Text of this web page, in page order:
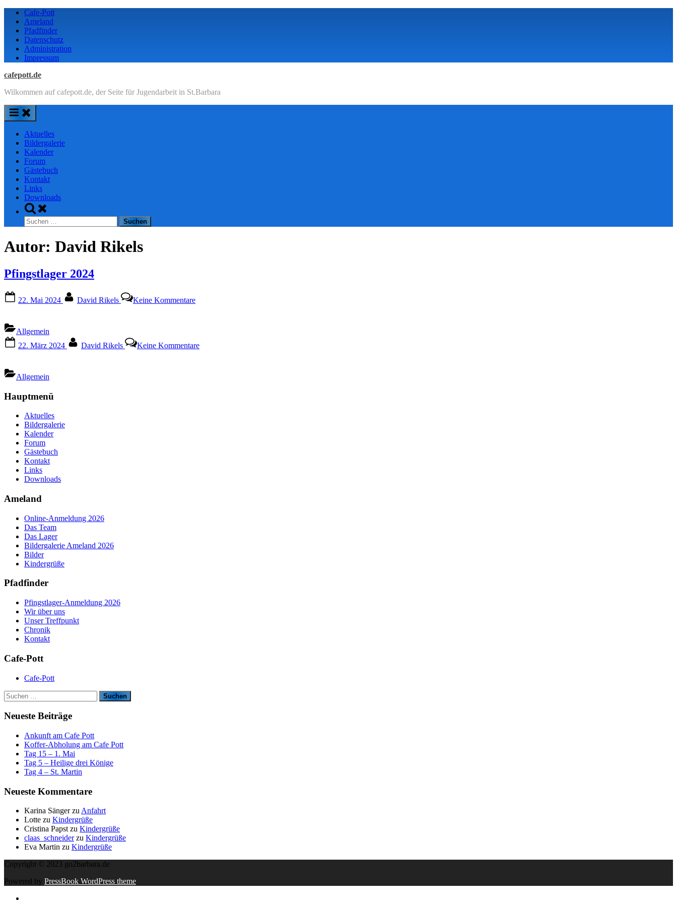
Skip
content
Cafe-Pott
Ameland
Pfadfinder
Datenschutz
Administration
Impressum
cafepott.de
Wilkommen auf cafepott.de, der Seite für Jugendarbeit in St.Barbara
Aktuelles
Bildergalerie
Kalender
Forum
Gästebuch
Kontakt
Links
Downloads
Toggle
search
form
Suchen
nach:
Autor: David Rikels
Pfingstlager 2024
on
22. Mai 2024 David Rikels Keine KommentarePfingstlager
Allgemein
on
22. März 2024 David Rikels Keine Kommentare
Allgemein
Hauptmenü
Aktuelles
Bildergalerie
Kalender
Forum
Gästebuch
Kontakt
Links
Downloads
Ameland
Online-Anmeldung 2026
Das Team
Das Lager
Bildergalerie Ameland 2026
Bilder
Kindergrüße
Pfadfinder
Pfingstlager-Anmeldung 2026
Wir über uns
Unser Treffpunkt
Chronik
Kontakt
Cafe-Pott
Cafe-Pott
S
u
c
h
Neueste Beiträge
Ankunft am Cafe Pott
Koffer-Abholung am Cafe Pott
Tag 15 – 1. Mai
Tag 5 – Heilige drei Könige
Tag 4 – St. Martin
Neueste Kommentare
Karina SängerzuAnfahrt
Lotte zu Kindergrüße
Cristina Papstzu Kindergrüße
claas_schneiderzu Kindergrüße
Eva Martin zu Kindergrüße
Copyright © 2023 go2barbara.de
Powered by PressBook WordPress theme